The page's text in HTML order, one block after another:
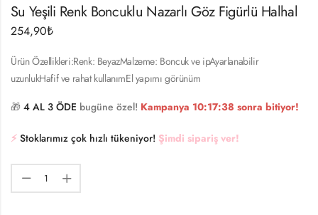
Su Yeşili Renk Boncuklu Nazarlı Göz Figürlü Halhal
254,90₺
Ürün Özellikleri:Renk: BeyazMalzeme: Boncuk ve ipAyarlanabilir
uzunlukHafif ve rahat kullanımEl yapımı görünüm
🎁 4 AL 3 ÖDE bugüne özel! Kampanya 10:17:37 sonra bitiyor!
⚡️ Stoklarımız çok hızlı tükeniyor! Şimdi sipariş ver!